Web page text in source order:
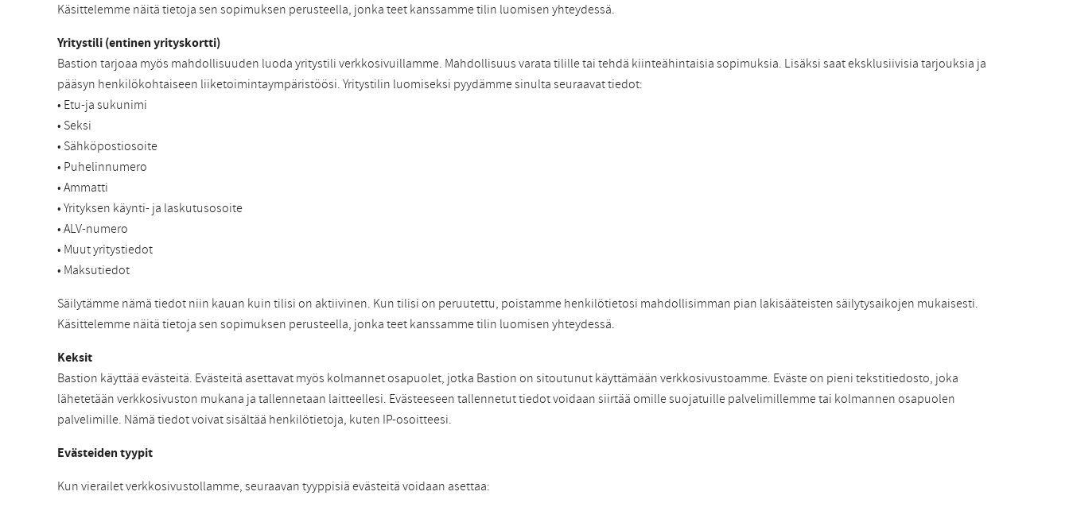
Käsittelemme näitä tietoja sen sopimuksen perusteella, jonka teet kanssamme tilin luomisen yhteydessä.
Yritystili (entinen yrityskortti)
Bastion tarjoaa myös mahdollisuuden luoda yritystili verkkosivuillamme. Mahdollisuus varata tilille tai tehdä kiinteähintaisia sopimuksia. Lisäksi saat eksklusiivisia tarjouksia ja
pääsyn henkilökohtaiseen liiketoimintaympäristöösi. Yritystilin luomiseksi pyydämme sinulta seuraavat tiedot:
• Etu-ja sukunimi
• Seksi
• Sähköpostiosoite
• Puhelinnumero
• Ammatti
• Yrityksen käynti- ja laskutusosoite
• ALV-numero
• Muut yritystiedot
• Maksutiedot
Säilytämme nämä tiedot niin kauan kuin tilisi on aktiivinen. Kun tilisi on peruutettu, poistamme henkilötietosi mahdollisimman pian lakisääteisten säilytysaikojen mukaisesti.
Käsittelemme näitä tietoja sen sopimuksen perusteella, jonka teet kanssamme tilin luomisen yhteydessä.
Keksit
Bastion käyttää evästeitä. Evästeitä asettavat myös kolmannet osapuolet, jotka Bastion on sitoutunut käyttämään verkkosivustoamme. Eväste on pieni tekstitiedosto, joka
lähetetään verkkosivuston mukana ja tallennetaan laitteellesi. Evästeeseen tallennetut tiedot voidaan siirtää omille suojatuille palvelimillemme tai kolmannen osapuolen
palvelimille. Nämä tiedot voivat sisältää henkilötietoja, kuten IP-osoitteesi.
Evästeiden tyypit
Kun vierailet verkkosivustollamme, seuraavan tyyppisiä evästeitä voidaan asettaa: